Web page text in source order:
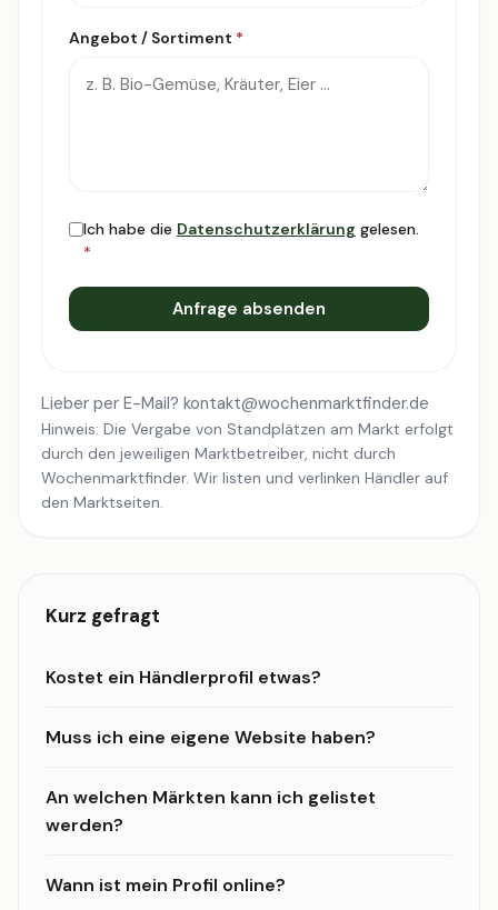
Angebot / Sortiment *
Ich habe die Datenschutzerklärung gelesen.
*
Anfrage absenden
Lieber per E-Mail? kontakt@wochenmarktfinder.de
Hinweis: Die Vergabe von Standplätzen am Markt erfolgt
durch den jeweiligen Marktbetreiber, nicht durch
Wochenmarktfinder. Wir listen und verlinken Händler auf
den Marktseiten.
Kurz gefragt
Kostet ein Händlerprofil etwas?
Muss ich eine eigene Website haben?
An welchen Märkten kann ich gelistet
werden?
Wann ist mein Profil online?